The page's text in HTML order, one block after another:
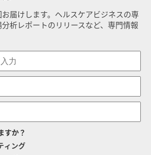
届けします。ヘルスケアビジネスの専
析レポートのリリースなど、専門情報
すか？
ィング